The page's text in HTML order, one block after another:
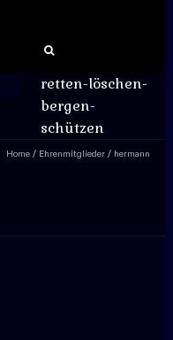
retten-löschen-
bergen-
schützen
Home/ Ehrenmitglieder/ hermann